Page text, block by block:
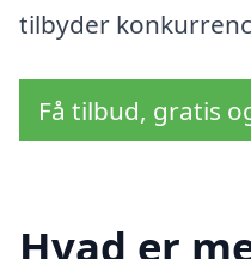
tilbyder
Få tilbud, gratis
Hvad er